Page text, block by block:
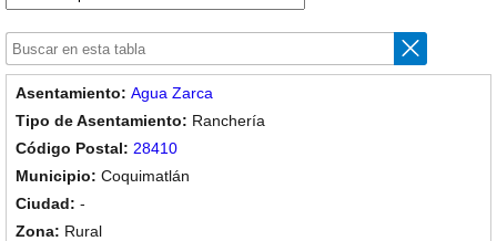
Agua Zarca
Ranchería
28410
Coquimatlán
-
Rural